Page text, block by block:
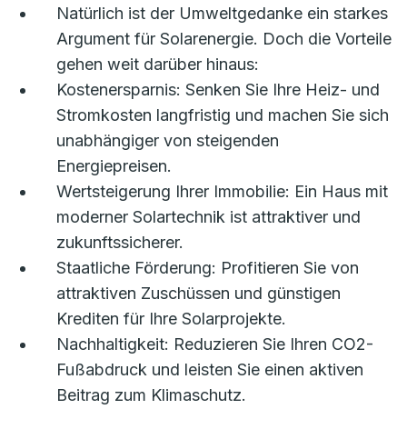
Natürlich ist der Umweltgedanke ein starkes
Argument für Solarenergie. Doch die Vorteile
gehen weit darüber hinaus:
Kostenersparnis: Senken Sie Ihre Heiz- und
Stromkosten langfristig und machen Sie sich
unabhängiger von steigenden
Energiepreisen.
Wertsteigerung Ihrer Immobilie: Ein Haus mit
moderner Solartechnik ist attraktiver und
zukunftssicherer.
Staatliche Förderung: Profitieren Sie von
attraktiven Zuschüssen und günstigen
Krediten für Ihre Solarprojekte.
Nachhaltigkeit: Reduzieren Sie Ihren CO2-
Fußabdruck und leisten Sie einen aktiven
Beitrag zum Klimaschutz.